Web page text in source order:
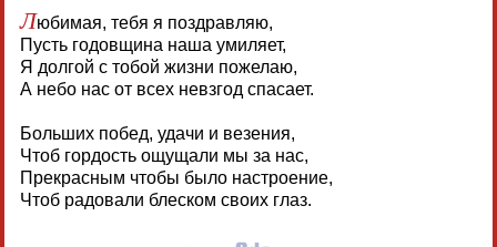
Любимая, тебя я поздравляю,
Пусть годовщина наша умиляет,
Я долгой с тобой жизни пожелаю,
А небо нас от всех невзгод спасает.
Больших побед, удачи и везения,
Чтоб гордость ощущали мы за нас,
Прекрасным чтобы было настроение,
Чтоб радовали блеском своих глаз.